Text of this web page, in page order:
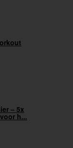
– 5x
h...